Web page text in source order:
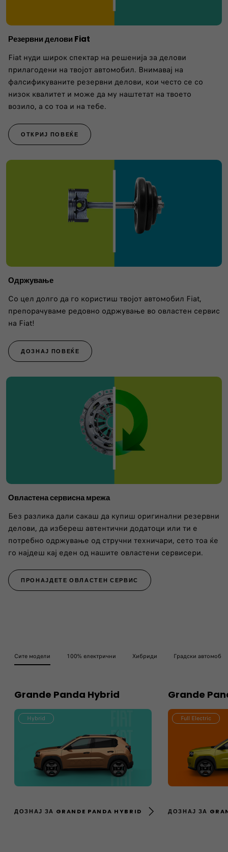
Резервни делови Fiat
Fiat нуди широк спектар на решенија за делови
прилагодени на твојот автомобил. Внимавај на
фалсификуваните резервни делови, кои често се со
низок квалитет и може да му наштетат на твоето
возило, а со тоа и на тебе.
ОТКРИЈ ПОВЕЌЕ
Одржување
Со цел долго да го користиш твојот автомобил Fiat,
препорачуваме редовно одржување во овластен сервис
на Fiat!
ДОЗНАЈ ПОВЕЌЕ
Овластена сервисна мрежа
Без разлика дали сакаш да купиш оригинални резервни
делови, да избереш автентични додатоци или ти е
потребно одржување од стручни техничари, сето тоа ќе
го најдеш кај еден од нашите овластени сервисери.
ПРОНАЈДЕТЕ ОВЛАСТЕН СЕРВИС
Сите модели 100% електрични Хибриди Градски
Grande Panda Hybrid
Hybrid
ДОЗНАЈ ЗА GRANDE PANDA HYBRID
Grande
Full Electric
ДОЗНАЈ ЗА